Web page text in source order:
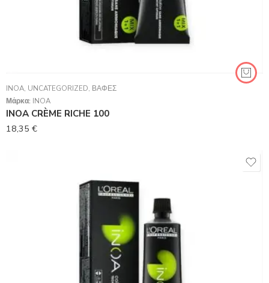
INOA, UNCATEGORIZED, ΒΑΦΈΣ
Μάρκα: INOA
INOA CRÈME RICHE 100
18,35 €